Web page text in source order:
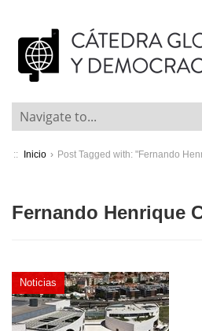
:: Inicio › Post Tagged with: "Fernando
Fernando Henrique
Noticias